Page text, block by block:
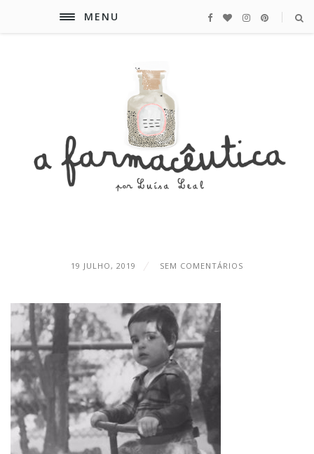
MENU
19 JULHO, 2019 SEM COMENTÁRIOS